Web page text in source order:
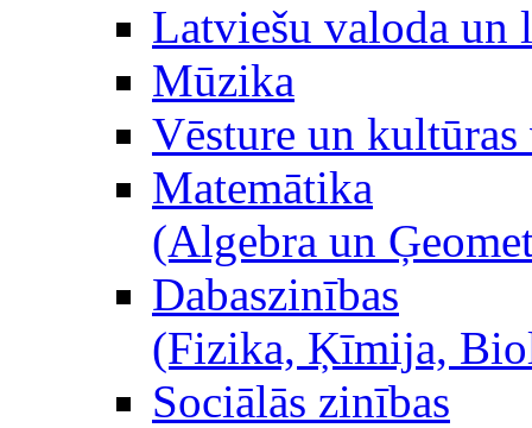
Latviešu valoda un
Mūzika
Vēsture un kultūras
Matemātika
(Algebra un
Dabaszinības
(Fizika, Ķīmija,
Sociālās zinības